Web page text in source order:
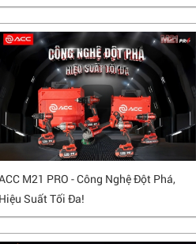
M21 PRO - Công Nghệ Đột Phá,
Hiệu Suất Tối Đa!